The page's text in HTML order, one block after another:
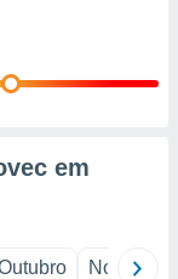
em
Novembro